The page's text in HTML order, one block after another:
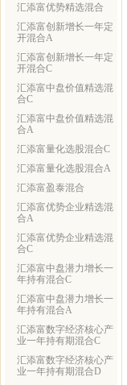
汇添富优势精选混合
汇添富创新增长一年定
开混合A
汇添富创新增长一年定
开混合C
汇添富中盘价值精选混
合C
汇添富中盘价值精选混
合A
汇添富量化选股混合C
汇添富量化选股混合A
汇添富盈泰混合
汇添富优势企业精选混
合A
汇添富优势企业精选混
合C
汇添富中盘潜力增长一
年持有混合C
汇添富中盘潜力增长一
年持有混合A
汇添富数字经济核心产
业一年持有期混合C
汇添富数字经济核心产
业一年持有期混合D